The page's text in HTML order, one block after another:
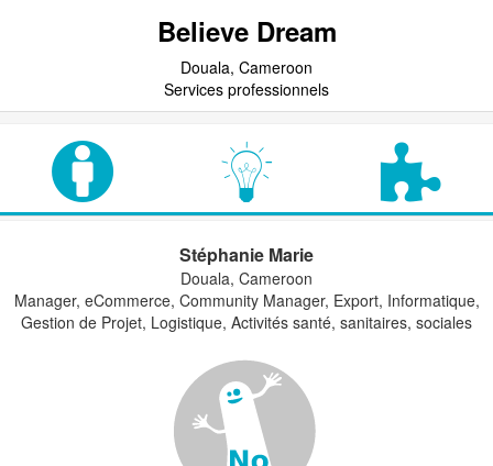
Believe Dream
Douala, Cameroon
Services professionnels
Stéphanie Marie
Douala, Cameroon
Manager, eCommerce, Community Manager, Export, Informatique,
Gestion de Projet, Logistique, Activités santé, sanitaires, sociales